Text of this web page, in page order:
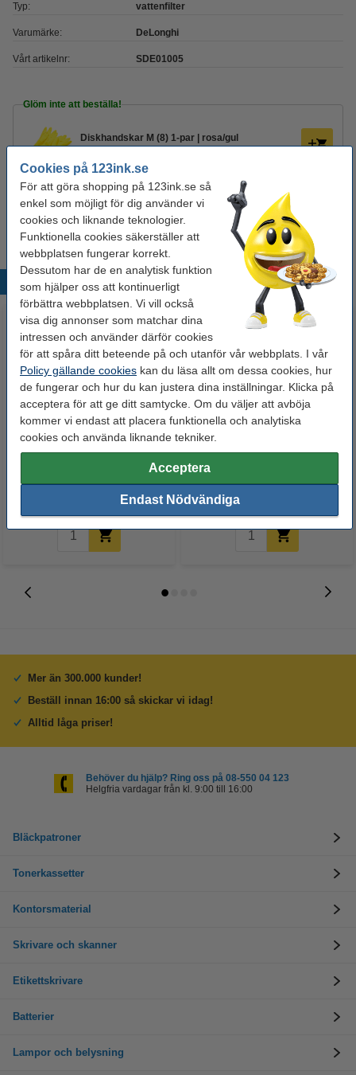
Cookies på 123ink.se
För att göra shopping på 123ink.se så
enkel som möjligt för dig använder vi
cookies och liknande teknologier.
Funktionella cookies säkerställer att
webbplatsen fungerar korrekt.
Dessutom har de en analytisk funktion
som hjälper oss att kontinuerligt
förbättra webbplatsen. Vi vill också
visa dig annonser som matchar dina
intressen och använder därför cookies
för att spåra ditt beteende på och utanför vår webbplats. I vår
Policy gällande cookies kan du läsa allt om dessa cookies, hur
de fungerar och hur du kan justera dina inställningar. Klicka på
acceptera för att ge ditt samtycke. Om du väljer att avböja
kommer vi endast att placera funktionella och analytiska
cookies och använda liknande tekniker.
Acceptera
Endast Nödvändiga
Typ: vattenfilter
Varumärke: DeLonghi
Vårt artikelnr: SDE01005
Glöm inte att beställa!
Diskhandskar M (8) 1-par | rosa/gul
Disktrasa | 38x38cm | gul | 123ink | 10st
45 kr
Populära produkter
Avkalkningsmedel 500ml
Espresso & Padmaskiner |
79 kr
DeLonghi EcoDecalk DLSC500
125 kr
Mer än 300.000 kunder!
Beställ innan 16:00 så skickar vi idag!
Alltid låga priser!
Behöver du hjälp? Ring oss på 08-550 04 123
Helgfria vardagar från kl. 9:00 till 16:00
Bläckpatroner
Tonerkassetter
Kontorsmaterial
Skrivare och skanner
Etikettskrivare
Batterier
Lampor och belysning